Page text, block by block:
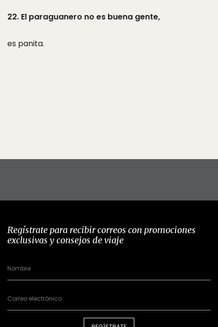
22. El paraguanero no es buena gente,
es panita.
Regístrate para recibir correos con promociones
exclusivas y consejos de viaje